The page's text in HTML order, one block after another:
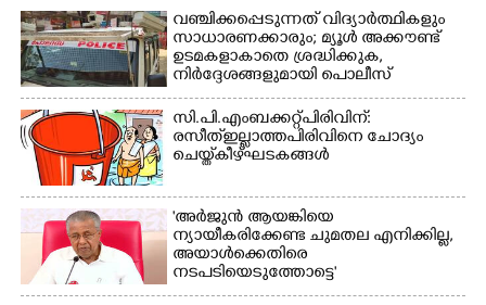
വഞ്ചിക്കപ്പെടുന്നത് വിദ്യാർത്ഥികളും
സാധാരണക്കാരും; മ്യൂൾ അക്കൗണ്ട്
ഉടമകളാകാതെ ശ്രദ്ധിക്കുക,
നിർദ്ദേശങ്ങളുമായി പൊലീസ്
സി.പി.എം ബക്കറ്റ് പിരിവിന്:
രസീത് ഇല്ലാത്ത പിരിവിനെ ചോദ്യം
ചെയ്ത് കീഴ്ഘടകങ്ങൾ
'അർജുൻ ആയങ്കിയെ
ന്യായീകരിക്കേണ്ട ചുമതല എനിക്കില്ല,
അയാൾക്കെതിരെ
നടപടിയെടുത്തോട്ടെ'